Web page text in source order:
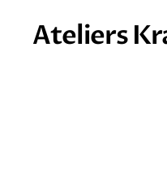
Ateliers